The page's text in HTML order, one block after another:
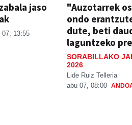
jaso
07, 13:55
"Auzotarrek
ondo
dute, beti
laguntzeko
SORABILLAKO
2026
Lide Ruiz Telleria
abu 07, 08:00